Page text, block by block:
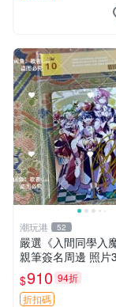
潮玩港 52
嚴選《入間同學入
親筆簽名周邊 照片
卡磚 收藏推薦 鏡像
收藏
$910 94折
折扣碼